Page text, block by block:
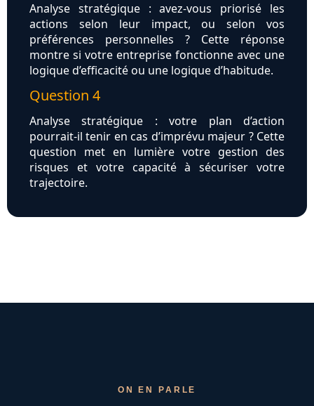
Analyse stratégique : avez-vous priorisé les
actions selon leur impact, ou selon vos
préférences personnelles ? Cette réponse
montre si votre entreprise fonctionne avec une
logique d’efficacité ou une logique d’habitude.
Question 4
Analyse stratégique : votre plan d’action
pourrait-il tenir en cas d’imprévu majeur ? Cette
question met en lumière votre gestion des
risques et votre capacité à sécuriser votre
trajectoire.
ON EN PARLE